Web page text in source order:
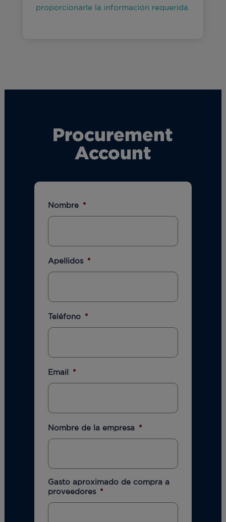
proporcionarle la información requerida.
Procurement
Account
Nombre *
Apellidos *
Teléfono *
Email *
Nombre de la empresa *
Gasto aproximado de compra a
proveedores *